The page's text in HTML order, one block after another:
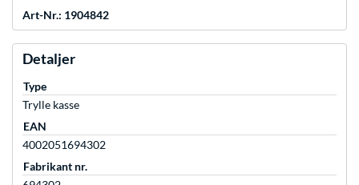
Art-Nr.: 1904842
Detaljer
Type
Trylle kasse
EAN
4002051694302
Fabrikant nr.